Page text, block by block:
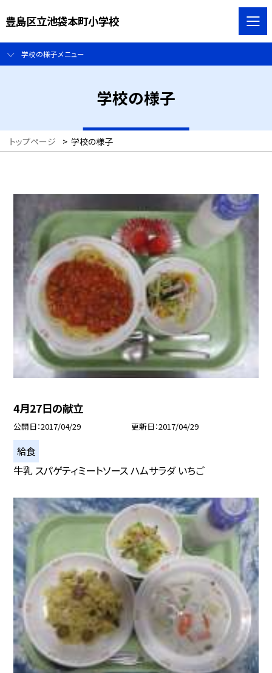
豊島区立池袋本町小学校
学校の様子メニュー
学校の様子
トップページ > 学校の様子
4月27日の献立
公開日 2017/04/29 更新日 2017/04/29
給食
牛乳 スパゲティミートソース ハムサラダ いちご